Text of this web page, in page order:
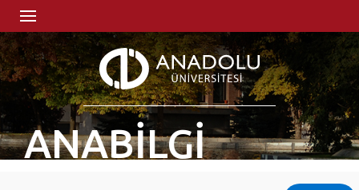
ANABİLGİ